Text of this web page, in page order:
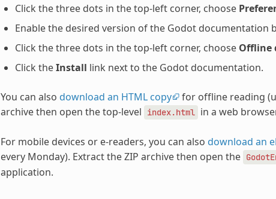
Click the three dots in the top-left corner, choose
Enable the desired version of the Godot documentation
Click the three dots in the top-left corner, choose Offline
Click theInstall link next to the Godot documentation.
You can also download an HTML copy for offline reading
archive then open the top-level
index.html in a web
For mobile devices or e-readers, you can also download an
every Monday). Extract the ZIP archive then open the
application.